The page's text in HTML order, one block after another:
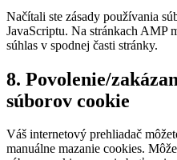
Načítali ste zásady používania
JavaScriptu. Na stránkach AMP
súhlas v spodnej časti stránky.
8. Povolenie/
súborov cookie
Váš internetový prehliadač
manuálne mazanie cookies.